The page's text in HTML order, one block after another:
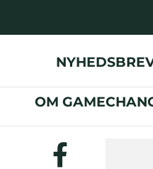
OM